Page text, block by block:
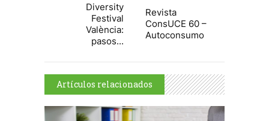
Diversity
Festival
València:
pasos...
Revista
ConsUCE 60 –
Autoconsumo
Artículos relacionados